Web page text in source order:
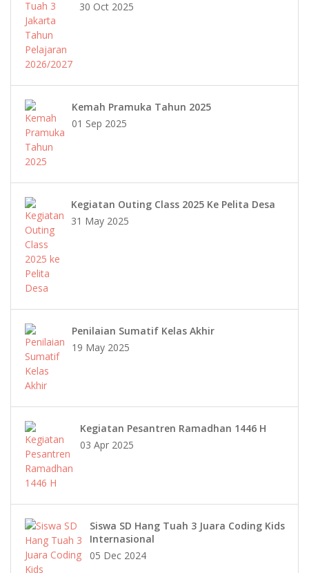
30 Oct 2025
Kemah Pramuka Tahun 2025
01 Sep 2025
Kegiatan Outing Class 2025 Ke Pelita Desa
31 May 2025
Penilaian Sumatif Kelas Akhir
19 May 2025
Kegiatan Pesantren Ramadhan 1446 H
03 Apr 2025
Siswa SD Hang Tuah 3 Juara Coding Kids
Internasional
05 Dec 2024